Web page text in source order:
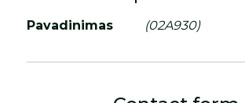
Pavadinimas (02A930)